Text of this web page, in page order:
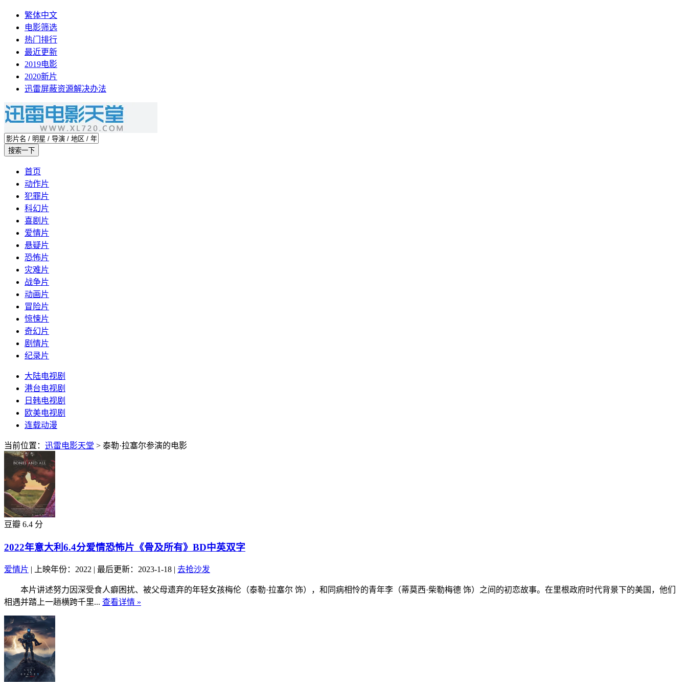
繁体中文
电影筛选
热门排行
最近更新
2019电影
2020新片
迅雷屏蔽资源解决办法
首页
动作片
犯罪片
科幻片
喜剧片
爱情片
悬疑片
恐怖片
灾难片
战争片
动画片
冒险片
惊悚片
奇幻片
剧情片
纪录片
大陆电视剧
港台电视剧
日韩电视剧
欧美电视剧
连载动漫
当前位置： 迅雷电影天堂 > 泰勒·拉塞尔参演的电影
豆瓣 6.4 分
2022年意大利6.4分爱情恐怖片《骨及所有》BD中英双字
爱情片 | 上映年份：2022 | 最后更新：2023-1-18 | 去抢沙发
本片讲述努力因深受食人癖困扰、被父母遗弃的年轻女孩梅伦（泰勒·拉塞尔 饰），和同病相怜的青年李（蒂莫西·柴勒梅德 饰）之间的初恋故事。在里根政府时代背景下的美国，他们
相遇并踏上一趟横跨千里... 查看详情 »